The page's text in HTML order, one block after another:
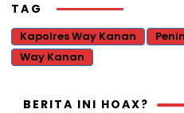
TAG
Kapolres Way Kanan
Way Kanan
BERITA INI HOAX?